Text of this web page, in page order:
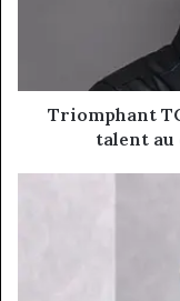
de
l’énergie
Triomphant
talent au